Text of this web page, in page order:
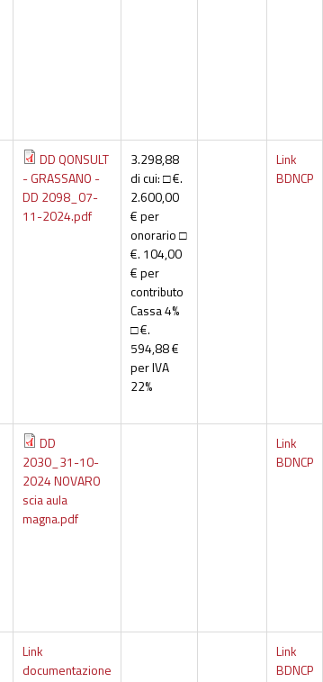
DD QONSULT
- GRASSANO -
DD 2098_07-
11-2024.pdf
3.298,88
di cui: □ €.
2.600,00
€ per
onorario □
€. 104,00
€ per
contributo
Cassa 4%
□ €.
594,88 €
per IVA
22%
Link
BDNCP
DD
2030_31-10-
2024 NOVARO
scia aula
magna.pdf
Link
BDNCP
Link
documentazione
Link
BDNCP